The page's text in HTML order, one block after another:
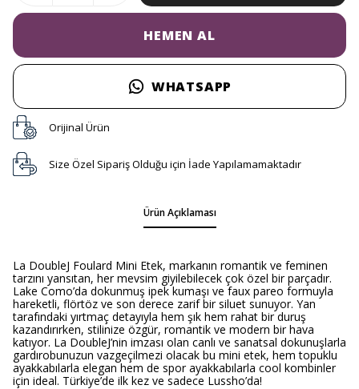
HEMEN AL
WHATSAPP
Orijinal Ürün
Size Özel Sipariş Olduğu için İade Yapılamamaktadır
Ürün Açıklaması
La DoubleJ Foulard Mini Etek, markanın romantik ve feminen
tarzını yansıtan, her mevsim giyilebilecek çok özel bir parçadır.
Lake Como’da dokunmuş ipek kumaşı ve faux pareo formuyla
hareketli, flörtöz ve son derece zarif bir siluet sunuyor. Yan
tarafındaki yırtmaç detayıyla hem şık hem rahat bir duruş
kazandırırken, stilinize özgür, romantik ve modern bir hava
katıyor. La DoubleJ’nin imzası olan canlı ve sanatsal dokunuşlarla
gardırobunuzun vazgeçilmezi olacak bu mini etek, hem topuklu
ayakkabılarla elegan hem de spor ayakkabılarla cool kombinler
için ideal. Türkiye’de ilk kez ve sadece Lussho’da!